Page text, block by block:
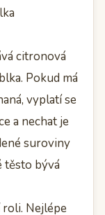
citronová
Pokud má
vyplatí se
a nechat je
suroviny
těsto bývá
roli. Nejlépe